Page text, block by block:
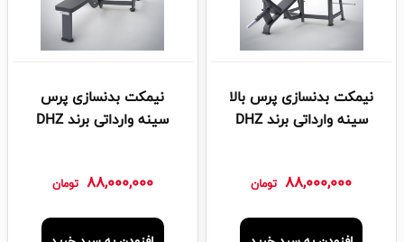
نیمکت بدنسازی پرس بالا
سینه وارداتی برند DHZ
88,000,000 تومان
نیمکت بدنسازی پرس
سینه وارداتی برند DHZ
88,000,000 تومان